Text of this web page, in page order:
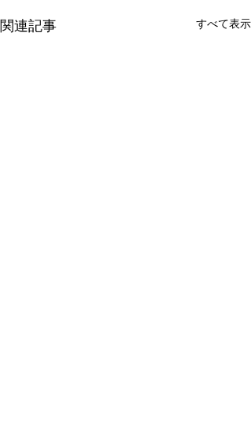
関連記事 すべて表示